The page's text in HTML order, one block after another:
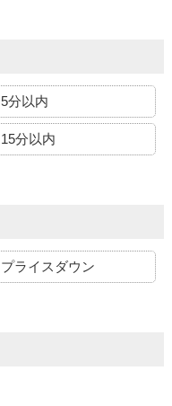
5分以内
15分以内
プライスダウン